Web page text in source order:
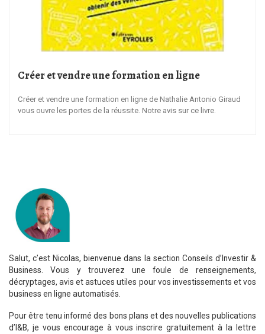
Créer et vendre une formation en ligne
Créer et vendre une formation en ligne de Nathalie Antonio Giraud
vous ouvre les portes de la réussite. Notre avis sur ce livre.
Salut, c’est Nicolas, bienvenue dans la section Conseils d’Investir &
Business. Vous y trouverez une foule de renseignements,
décryptages, avis et astuces utiles pour vos investissements et vos
business en ligne automatisés.
Pour être tenu informé des bons plans et des nouvelles publications
d’I&B, je vous encourage à vous inscrire gratuitement à la lettre